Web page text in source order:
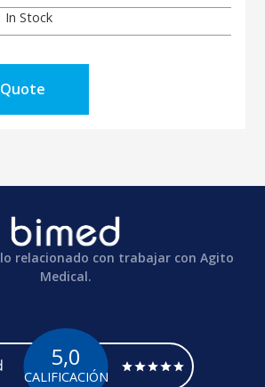
In Stock
relacionado con trabajar con Agito
Medical.
5,0
CALIFICACIÓN